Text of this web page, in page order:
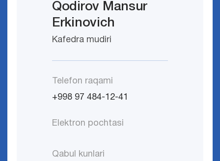
Qodirov Mansur
Erkinovich
Kafedra mudiri
Telefon raqami
+998 97 484-12-41
Elektron pochtasi
Qabul kunlari